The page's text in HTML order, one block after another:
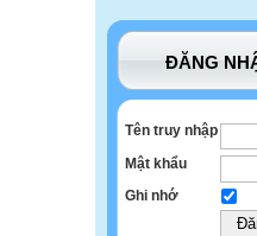
ĐĂNG
Tên truy nhập
Mật khẩu
Ghi nhớ